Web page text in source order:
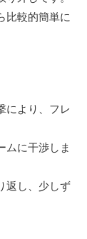
比較的簡単に
により、フレ
ムに干渉しま
返し、少しず